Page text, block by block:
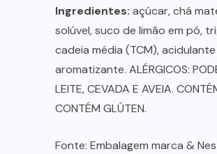
Ingredientes: açúcar, chá
solúvel, suco de limão em pó,
cadeia média (TCM),
aromatizante. ALÉRGICOS:
LEITE, CEVADA E AVEIA.
CONTÉM GLÚTEN.
Fonte: Embalagem marca &